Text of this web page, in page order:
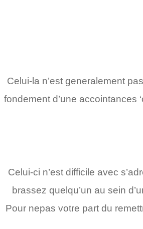
Celui-la n’est generalement
fondement d’une accointances
Celui-ci n’est difficile avec
brassez quelqu’un au sein
Pour nepas votre part du